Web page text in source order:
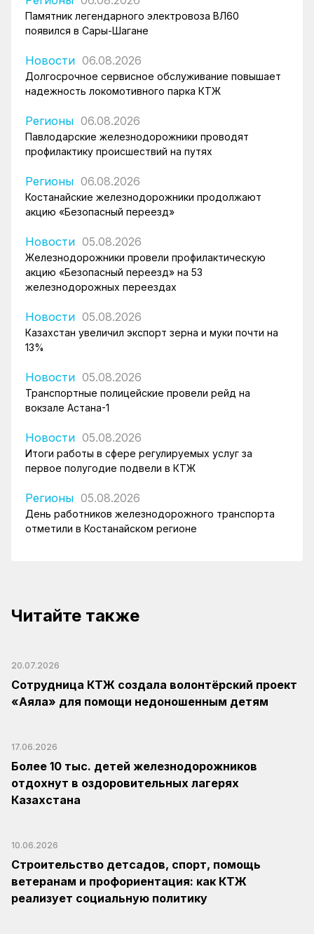
Памятник легендарного электровоза ВЛ60
появился в Сары-Шагане
Новости 06.08.2026
Долгосрочное сервисное обслуживание повышает
надежность локомотивного парка КТЖ
Регионы 06.08.2026
Павлодарские железнодорожники проводят
профилактику происшествий на путях
Регионы 06.08.2026
Костанайские железнодорожники продолжают
акцию «Безопасный переезд»
Новости 05.08.2026
Железнодорожники провели профилактическую
акцию «Безопасный переезд» на 53
железнодорожных переездах
Новости 05.08.2026
Казахстан увеличил экспорт зерна и муки почти на
13%
Новости 05.08.2026
Транспортные полицейские провели рейд на
вокзале Астана-1
Новости 05.08.2026
Итоги работы в сфере регулируемых услуг за
первое полугодие подвели в КТЖ
Регионы 05.08.2026
День работников железнодорожного транспорта
отметили в Костанайском регионе
Читайте также
20.07.2026
Сотрудница КТЖ создала волонтёрский проект
«Аяла» для помощи недоношенным детям
17.06.2026
Более 10 тыс. детей железнодорожников
отдохнут в оздоровительных лагерях
Казахстана
10.06.2026
Строительство детсадов, спорт, помощь
ветеранам и профориентация: как КТЖ
реализует социальную политику